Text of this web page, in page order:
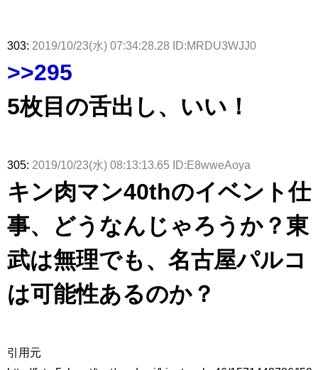
303: 2019/10/23(水) 07:34:28.28 ID:MRDU3WJJ0
>>295
5枚目の舌出し、いい！
305: 2019/10/23(水) 08:13:13.65 ID:E8wweAoya
キン肉マン40thのイベント仕
事、どうなんじゃろうか？東
武は無理でも、名古屋パルコ
は可能性あるのか？
引用元